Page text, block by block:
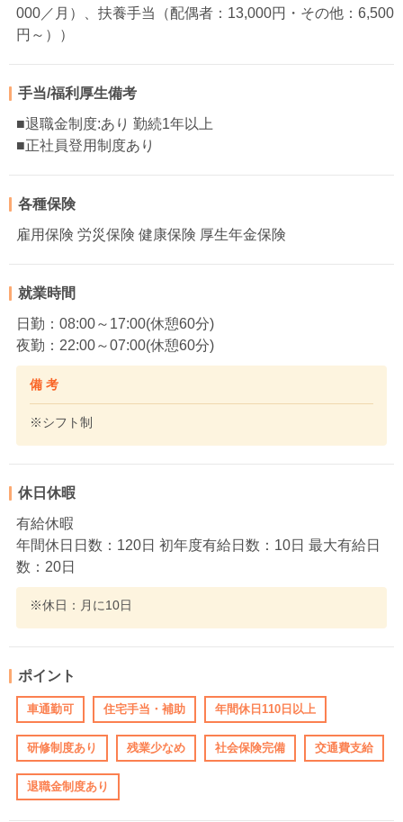
000／月）、扶養手当（配偶者：13,000円・その他：6,500
円～））
手当/福利厚生備考
■退職金制度:あり 勤続1年以上
■正社員登用制度あり
各種保険
雇用保険 労災保険 健康保険 厚生年金保険
就業時間
日勤：08:00～17:00(休憩60分)
夜勤：22:00～07:00(休憩60分)
備 考
※シフト制
休日休暇
有給休暇
年間休日日数：120日 初年度有給日数：10日 最大有給日
数：20日
※休日：月に10日
ポイント
車通勤可 住宅手当・補助 年間休日110日以上
研修制度あり 残業少なめ 社会保険完備 交通費支給
退職金制度あり